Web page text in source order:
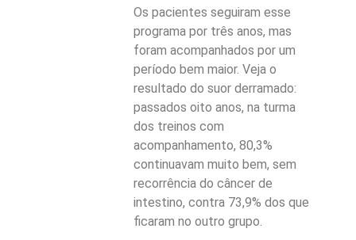
Os pacientes seguiram esse
programa por três anos, mas
foram acompanhados por um
período bem maior. Veja o
resultado do suor derramado:
passados oito anos, na turma
dos treinos com
acompanhamento, 80,3%
continuavam muito bem, sem
recorrência do câncer de
intestino, contra 73,9% dos que
ficaram no outro grupo.